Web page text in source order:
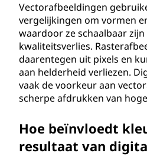
Vectorafbeeldingen
vergelijkingen om vormen
waardoor ze schaalbaar
kwaliteitsverlies.
daarentegen uit pixels en
aan helderheid verliezen.
vaak de voorkeur aan
scherpe afdrukken van
Hoe beïnvloedt
resultaat van